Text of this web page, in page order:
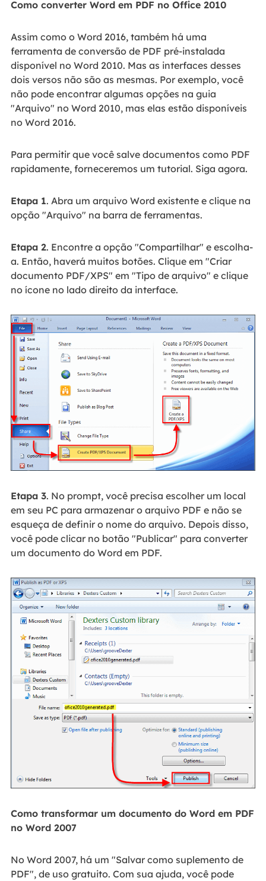
Como converter Word em PDF no Office 2010
Assim como o Word 2016, também há uma
ferramenta de conversão de PDF pré-instalada
disponível no Word 2010. Mas as interfaces desses
dois versos não são as mesmas. Por exemplo, você
não pode encontrar algumas opções na guia
"Arquivo" no Word 2010, mas elas estão disponíveis
no Word 2016.
Para permitir que você salve documentos como PDF
rapidamente, forneceremos um tutorial. Siga agora.
Etapa 1. Abra um arquivo Word existente e clique na
opção "Arquivo" na barra de ferramentas.
Etapa 2. Encontre a opção "Compartilhar" e escolha-
a. Então, haverá muitos botões. Clique em "Criar
documento PDF/XPS" em "Tipo de arquivo" e clique
no ícone no lado direito da interface.
Etapa 3. No prompt, você precisa escolher um local
em seu PC para armazenar o arquivo PDF e não se
esqueça de definir o nome do arquivo. Depois disso,
você pode clicar no botão "Publicar" para converter
um documento do Word em PDF.
Como transformar um documento do Word em PDF
no Word 2007
No Word 2007, há um "Salvar como suplemento de
PDF", de uso gratuito. Com sua ajuda, você pode